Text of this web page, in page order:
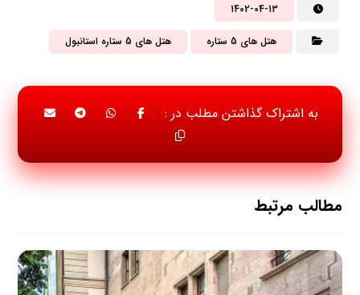
1402-04-13
هتل های 5 ستاره هتل های 5 ستاره استانبول
مطالب مرتبط